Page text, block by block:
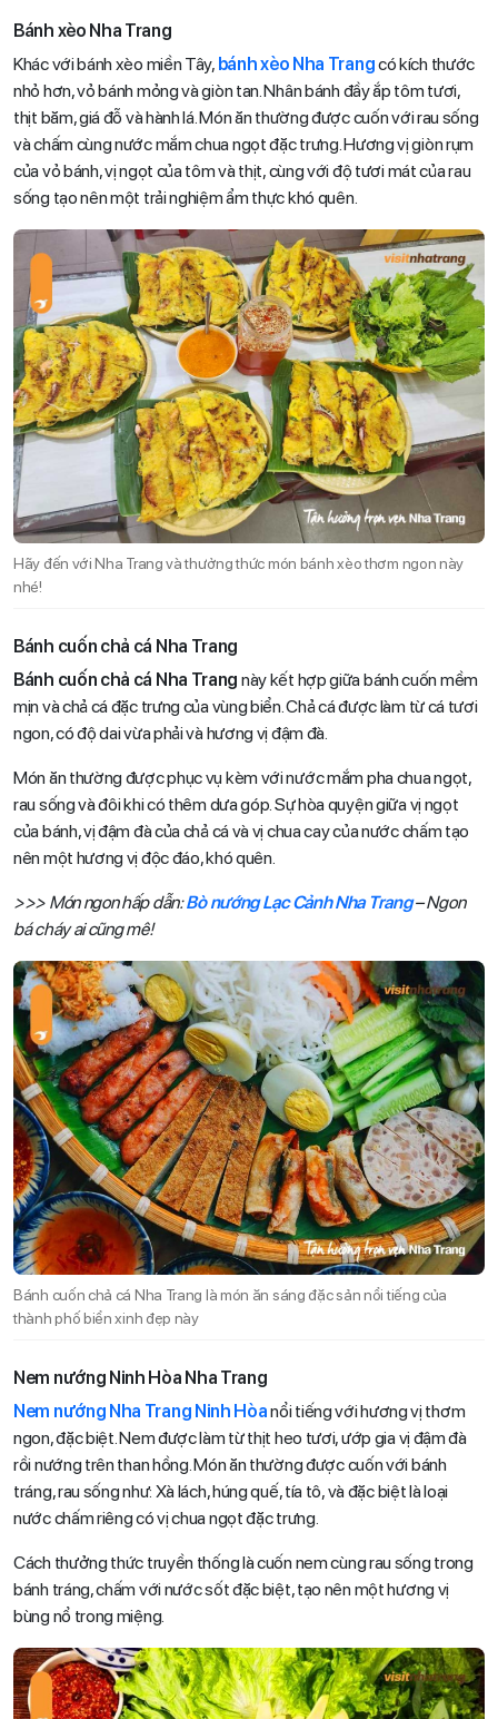
Bánh xèo Nha Trang
Khác với bánh xèo miền Tây, bánh xèo Nha Trangcó kích thước
nhỏ hơn, vỏ bánh mỏng và giòn tan. Nhân bánh đầy ắp tôm tươi,
thịt băm, giá đỗ và hành lá. Món ăn thường được cuốn với rau sống
và chấm cùng nước mắm chua ngọt đặc trưng. Hương vị giòn rụm
của vỏ bánh, vị ngọt của tôm và thịt, cùng với độ tươi mát của rau
sống tạo nên một trải nghiệm ẩm thực khó quên.
Hãy đến với Nha Trang và thưởng thức món bánh xèo thơm ngon này
nhé!
Bánh cuốn chả cá Nha Trang
Bánh cuốn chả cá Nha Trang này kết hợp giữa bánh cuốn mềm
mịn và chả cá đặc trưng của vùng biển. Chả cá được làm từ cá tươi
ngon, có độ dai vừa phải và hương vị đậm đà.
Món ăn thường được phục vụ kèm với nước mắm pha chua ngọt,
rau sống và đôi khi có thêm dưa góp. Sự hòa quyện giữa vị ngọt
của bánh, vị đậm đà của chả cá và vị chua cay của nước chấm tạo
nên một hương vị độc đáo, khó quên.
>>> Món ngon hấp dẫn:Bò nướng Lạc Cảnh Nha Trang– Ngon
bá cháy ai cũng mê!
Bánh cuốn chả cá Nha Trang là món ăn sáng đặc sản nổi tiếng của
thành phố biển xinh đẹp này
Nem nướng Ninh Hòa Nha Trang
Nem nướng Nha Trang Ninh Hòanổi tiếng với hương vị thơm
ngon, đặc biệt. Nem được làm từ thịt heo tươi, ướp gia vị đậm đà
rồi nướng trên than hồng. Món ăn thường được cuốn với bánh
tráng, rau sống như: Xà lách, húng quế, tía tô, và đặc biệt là loại
nước chấm riêng có vị chua ngọt đặc trưng.
Cách thưởng thức truyền thống là cuốn nem cùng rau sống trong
bánh tráng, chấm với nước sốt đặc biệt, tạo nên một hương vị
bùng nổ trong miệng.